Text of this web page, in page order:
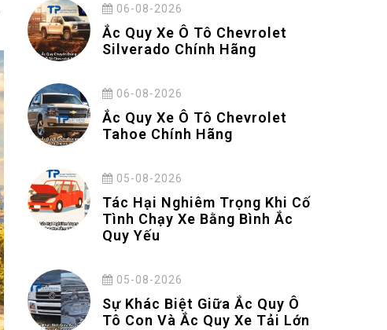
06-08-2026
Ắc Quy Xe Ô Tô Chevrolet
Silverado Chính Hãng
06-08-2026
Ắc Quy Xe Ô Tô Chevrolet
Tahoe Chính Hãng
05-08-2026
Tác Hại Nghiêm Trọng Khi Cố
Tình Chạy Xe Bằng Bình Ắc
Quy Yếu
05-08-2026
Sự Khác Biệt Giữa Ắc Quy Ô
Tô Con Và Ắc Quy Xe Tải Lớn